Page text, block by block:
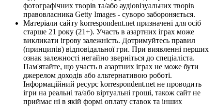
фотографічних творів та/або аудіовізуальних творів
правовласника Getty Images - суворо забороняється.
Матеріали сайту korrespondent.net призначені для осіб
старше 21 року (21+). Участь в азартних іграх може
викликати ігрову залежність. Дотримуйтесь правил
(принципів) відповідальної гри. При виявленні перших
ознак залежності негайно зверніться до спеціаліста.
Пам'ятайте, що участь в азартних іграх не може бути
джерелом доходів або альтернативою роботі.
Інформаційний ресурс korrespondent.net не проводить
ігри на реальні та/або віртуальні гроші, також сайт не
приймає ні в якій формі оплату ставок та інших